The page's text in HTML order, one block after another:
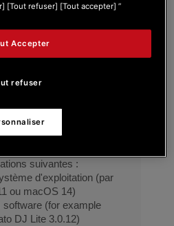
22/11/2023 8:24 pm
UX
d'une aide technique
suivantes :
d'exploitation (par
ou macOS 14)
(for example
DJ Lite 3.0.12)
[Tout refuser] [Tout accepter] ”
refuser
Accepter